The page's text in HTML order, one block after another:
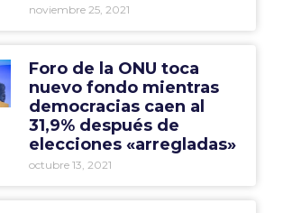
noviembre 25, 2021
Foro de la ONU toca
nuevo fondo mientras
democracias caen al
31,9% después de
elecciones «arregladas»
octubre 13, 2021